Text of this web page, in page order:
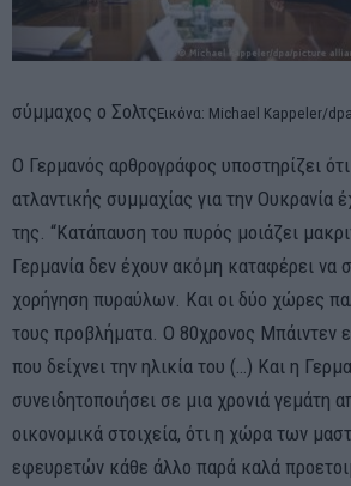
σύμμαχος ο ΣολτςΕικόνα: Michael Kappeler/
Ο Γερμανός αρθρογράφος υποστηρίζει
ατλαντικής συμμαχίας για την Ουκρανία
της. “Κατάπαυση του πυρός μοιάζει
Γερμανία δεν έχουν ακόμη καταφέρει
χορήγηση πυραύλων. Και οι δύο χώρες
τους προβλήματα. Ο 80χρονος Μπάιντεν
που δείχνει την ηλικία του (…) Και η
συνειδητοποιήσει σε μια χρονιά γεμάτη
οικονομικά στοιχεία, ότι η χώρα των
εφευρετών κάθε άλλο παρά καλά